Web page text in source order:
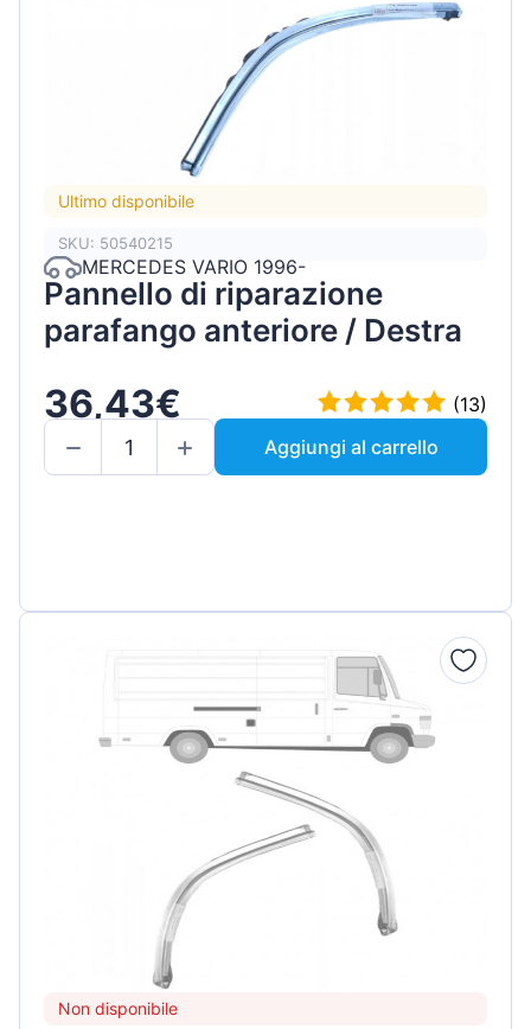
Ultimo disponibile
SKU: 50540215
MERCEDES VARIO 1996-
Pannello di riparazione
parafango anteriore / Destra
36,43€
(13)
Aggiungi al carrello
Non disponibile